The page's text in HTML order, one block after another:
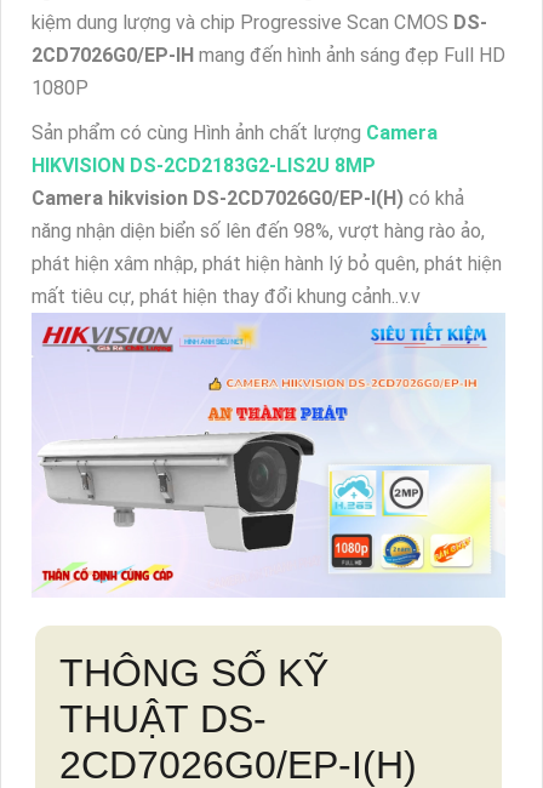
kiệm dung lượng và chip Progressive Scan CMOS DS-
2CD7026G0/EP-IH mang đến hình ảnh sáng đẹp Full HD
1080P
Sản phẩm có cùng Hình ảnh chất lượng Camera
HIKVISION DS-2CD2183G2-LIS2U 8MP
Camera hikvision DS-2CD7026G0/EP-I(H) có khả
năng nhận diện biển số lên đến 98%, vượt hàng rào ảo,
phát hiện xâm nhập, phát hiện hành lý bỏ quên, phát hiện
mất tiêu cự, phát hiện thay đổi khung cảnh..v.v
THÔNG SỐ KỸ
THUẬT DS-
2CD7026G0/EP-I(H)